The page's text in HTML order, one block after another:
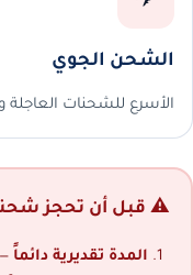
الشحن الجوي
الأسرع للشحنات العاجلة
⚠️ قبل أن تحجز
المدة تقديرية دائماً